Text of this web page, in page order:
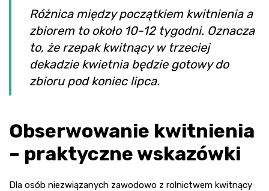
Różnica między początkiem kwitnienia a
zbiorem to około 10-12 tygodni. Oznacza
to, że rzepak kwitnący w trzeciej
dekadzie kwietnia będzie gotowy do
zbioru pod koniec lipca.
Obserwowanie kwitnienia
– praktyczne wskazówki
Dla osób niezwiązanych zawodowo z rolnictwem kwitnący